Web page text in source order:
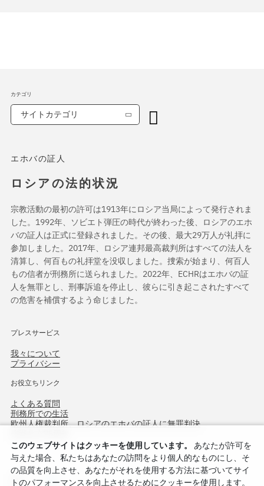
エホバの証人
ロシアの法的状況
宗教活動の最初の許可は1913年にロシア当局によって発行されま
した。1992年、ソビエト弾圧の時代が終わった後、ロシアのエホ
バの証人は正式に登録されました。その後、最大29万人が礼拝に
参加しました。2017年、ロシア連邦最高裁判所はすべての法人を
清算し、何百もの礼拝堂を没収しました。捜索が始まり、何百人
もの信者が刑務所に送られました。2022年、ECHRはエホバの証
人を無罪とし、刑事訴追を停止し、彼らに引き起こされたすべて
の危害を補償するよう命じました。
プレスサービス
我々について
プライバシー
お役立ちリンク
よくある質問
刑務所での生活
欧州人権裁判所、ロシアのエホバの証人に無罪判決
カテゴリ
サイトカテゴリ
このウェブサイトはクッキーを使用しています。
あなたが許可を
与えた場合、私たちはあなたの訪問をより個人的なものにし、そ
の品質を向上させ、あなたがそれを使用する方法に基づいてサイ
トのパフォーマンスを向上させるためにクッキーを使用します。